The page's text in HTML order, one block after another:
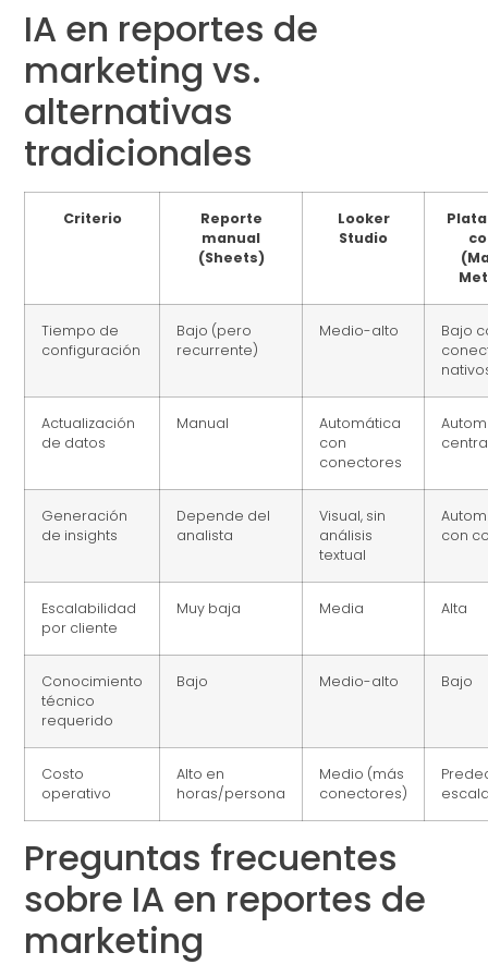
IA en reportes de
marketing vs.
alternativas
tradicionales
Criterio
Reporte
manual
(Sheets)
Looker
Studio
Tiempo de
configuración
Bajo (pero
recurrente)
Medio-alto
Bajo
Actualización
de datos
Manual
Automática
con
conectores
Generación
de insights
Depende del
analista
Visual, sin
análisis
textual
con
Escalabilidad
por cliente
Muy baja Media Alta
Conocimiento
técnico
requerido
Bajo Medio-alto Bajo
Costo
operativo
Alto en
horas/persona
Medio (más
conectores)
Preguntas frecuentes
sobre IA en reportes de
marketing